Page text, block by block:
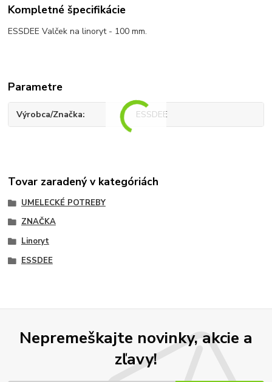
Kompletné špecifikácie
ESSDEE Valček na linoryt - 100 mm.
Parametre
Výrobca/Značka ESSDEE
Tovar zaradený v kategóriách
UMELECKÉ POTREBY
ZNAČKA
Linoryt
ESSDEE
Nepremeškajte novinky, akcie a
zľavy!